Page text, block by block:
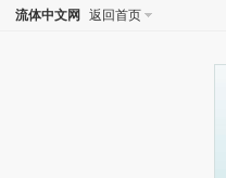
流体中文网 返回首页